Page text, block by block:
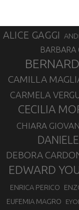
ALICE GAGGI
BARBARA
CAMILLA
CARMELA
CECILIA
CHIARA
DEBORA
EDWARD
ENRICA PERICO
EUFEMIA MAGRO